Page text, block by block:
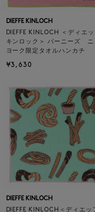
DIEFFE KINLOCH
DIEFFE KINLOCH ＜ディエッ
キンロック＞ バーニーズ ニ
ヨーク限定タオルハンカチ
¥3,630
DIEFFE KINLOCH
DIEFFE KINLOCH＜ディエッ